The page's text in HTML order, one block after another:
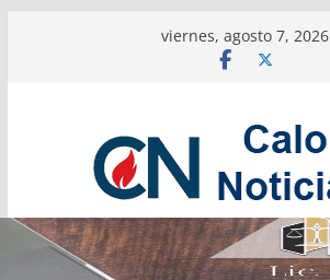
viernes, agosto 7, 2026